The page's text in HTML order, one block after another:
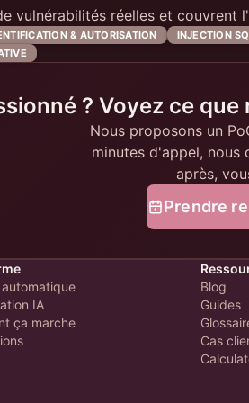
vulnérabilités réelles et couvrent
& AUTORISATION INJECTION
? Voyez ce
Nous proposons un
minutes d'appel, nous
après,
Prendre
IA
ça marche
Blog
Guides
Cas